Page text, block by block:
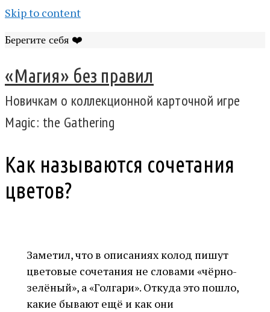
Skip to content
Берегите себя ❤️
«Магия» без правил
Новичкам о коллекционной карточной игре
Magic: the Gathering
Как называются сочетания
цветов?
Заметил, что в описаниях колод пишут
цветовые сочетания не словами «чёрно-
зелёный», а «Голгари». Откуда это пошло,
какие бывают ещё и как они